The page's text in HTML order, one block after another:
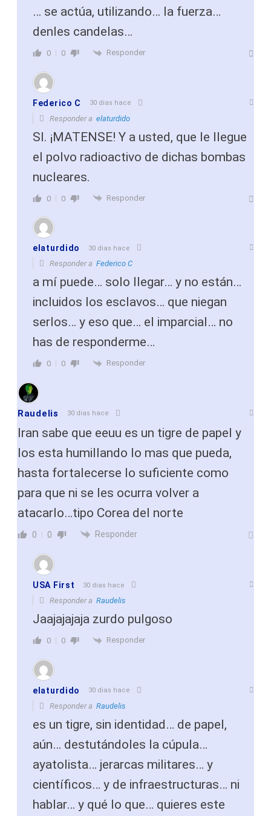
… se actúa, utilizando… la fuerza…
denles candelas…
0 0 Responder
Federico C 30 dias hace
Responder a elaturdido
SI. ¡MATENSE! Y a usted, que le llegue
el polvo radioactivo de dichas bombas
nucleares.
0 0 Responder
elaturdido 30 dias hace
Responder a Federico C
a mí puede… solo llegar… y no están…
incluidos los esclavos… que niegan
serlos… y eso que… el imparcial… no
has de responderme…
0 0 Responder
Raudelis 30 dias hace
Iran sabe que eeuu es un tigre de papel y
los esta humillando lo mas que pueda,
hasta fortalecerse lo suficiente como
para que ni se les ocurra volver a
atacarlo…tipo Corea del norte
0 0 Responder
USA First 30 dias hace
Responder a Raudelis
Jaajajajaja zurdo pulgoso
0 0 Responder
elaturdido 30 dias hace
Responder a Raudelis
es un tigre, sin identidad… de papel,
aún… destutándoles la cúpula…
ayatolista… jerarcas militares… y
científicos… y de infraestructuras… ni
hablar… y qué lo que… quieres este